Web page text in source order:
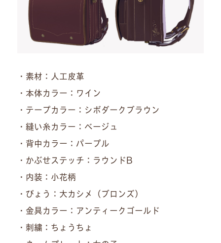
・素材：人工皮革
・本体カラー：ワイン
・テープカラー：シボダークブラウン
・縫い糸カラー：ベージュ
・背中カラー：パープル
・かぶせステッチ：ラウンドB
・内装：小花柄
・びょう：大カシメ（ブロンズ）
・金具カラー：アンティークゴールド
・刺繍：ちょうちょ